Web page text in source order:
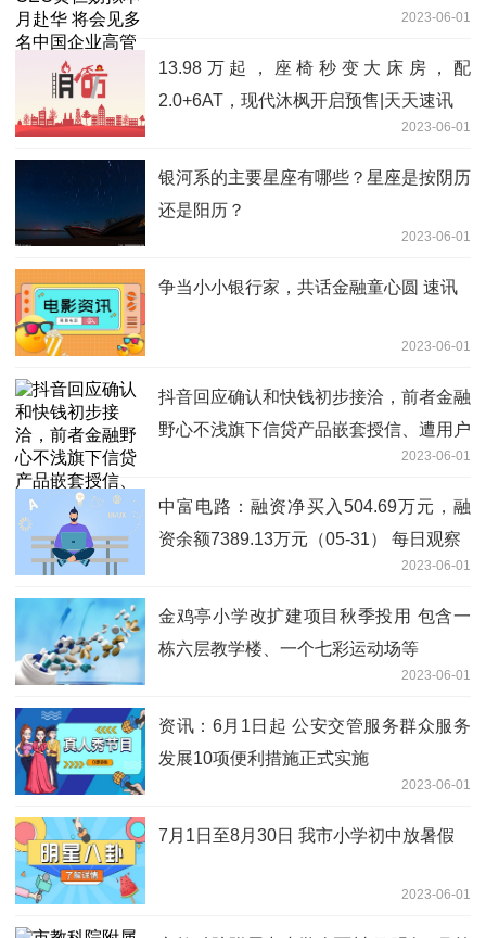
2023-06-01
13.98万起，座椅秒变大床房，配
2.0+6AT，现代沐枫开启预售|天天速讯
2023-06-01
银河系的主要星座有哪些？星座是按阴历
还是阳历？
2023-06-01
争当小小银行家，共话金融童心圆 速讯
2023-06-01
抖音回应确认和快钱初步接洽，前者金融
野心不浅旗下信贷产品嵌套授信、遭用户
2023-06-01
中富电路：融资净买入504.69万元，融
资余额7389.13万元（05-31） 每日观察
2023-06-01
金鸡亭小学改扩建项目秋季投用 包含一
栋六层教学楼、一个七彩运动场等
2023-06-01
资讯：6月1日起 公安交管服务群众服务
发展10项便利措施正式实施
2023-06-01
7月1日至8月30日 我市小学初中放暑假
2023-06-01